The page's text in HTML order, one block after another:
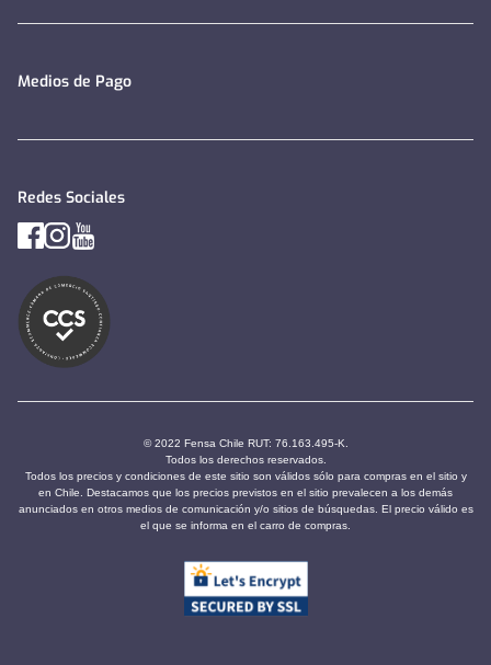
Medios de Pago
Redes Sociales
© 2022 Fensa Chile RUT: 76.163.495-K.
Todos los derechos reservados.
Todos los precios y condiciones de este sitio son válidos sólo para compras en el sitio y
en Chile. Destacamos que los precios previstos en el sitio prevalecen a los demás
anunciados en otros medios de comunicación y/o sitios de búsquedas. El precio válido es
el que se informa en el carro de compras.